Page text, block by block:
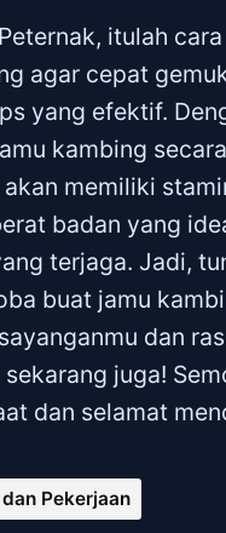
itulah
agar cepat
yang efektif.
kambing
memiliki
badan yang
terjaga. Jadi,
buat jamu
dan
juga!
dan selamat
Pekerjaan